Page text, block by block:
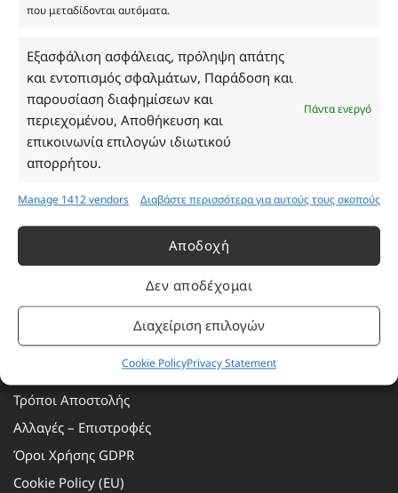
που μεταδίδονται αυτόματα.
Εξασφάλιση ασφάλειας, πρόληψη απάτης
και εντοπισμός σφαλμάτων, Παράδοση και
παρουσίαση διαφημίσεων και
περιεχομένου, Αποθήκευση και
επικοινωνία επιλογών ιδιωτικού
απορρήτου.
Πάντα ενεργό
Manage 1412 vendors Διαβάστε περισσότερα για αυτούς τους σκοπούς
Αποδοχή
Δεν αποδέχομαι
Διαχείριση επιλογών
Cookie PolicyPrivacy Statement
Δευτέρα: 08:30–16:30
Τρίτη: 08:30–16:30
Τετάρτη: 08:30–16:30
Πέμπτη: 08:30–16:30
Παρασκευή: 08:30–16:30
Πρόγραμμα Ανταμοιβής
Επικοινωνία
Τρόποι Πληρωμής
Τρόποι Αποστολής
Αλλαγές – Επιστροφές
Όροι Χρήσης GDPR
Cookie Policy (EU)